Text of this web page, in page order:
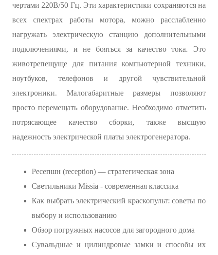
чертами 220В/50 Гц. Эти характеристики сохраняются на
всех спектрах работы мотора, можно расслабленно
нагружать электрическую станцию дополнительными
подключениями, и не бояться за качество тока. Это
животрепещуще для питания компьютерной техники,
ноутбуков, телефонов и другой чувствительной
электроники. Малогабаритные размеры позволяют
просто перемещать оборудование. Необходимо отметить
потрясающее качество сборки, также высшую
надежность электрической платы электрогенератора.
Ресепшн (reception) — стратегическая зона
Светильники Missia - современная классика
Как выбрать электрический краскопульт: советы по
выбору и использованию
Обзор погружных насосов для загородного дома
Сувальдные и цилиндровые замки и способы их